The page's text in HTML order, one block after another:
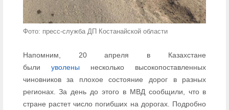
Фото: пресс-служба ДП Костанайской области
Напомним, 20 апреля в Казахстане
были уволены несколько высокопоставленных
чиновников за плохое состояние дорог в разных
регионах. За день до этого в МВД сообщили, что в
стране растет число погибших на дорогах. Подробно